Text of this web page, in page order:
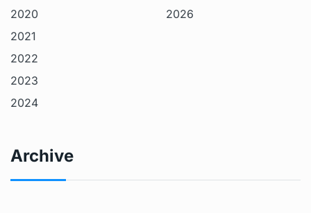
2020
2021
2022
2023
2024
2026
Archive